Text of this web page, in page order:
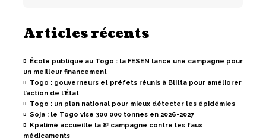
Articles récents
École publique au Togo : la FESEN lance une campagne pour
un meilleur financement
Togo : gouverneurs et préfets réunis à Blitta pour améliorer
l’action de l’État
Togo : un plan national pour mieux détecter les épidémies
Soja : le Togo vise 300 000 tonnes en 2026-2027
Kpalimé accueille la 8ᵉ campagne contre les faux
médicaments